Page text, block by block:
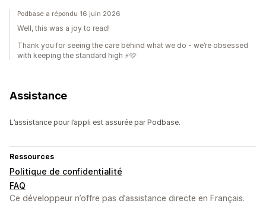
Podbase a répondu 16 juin 2026
Well, this was a joy to read!
Thank you for seeing the care behind what we do - we’re obsessed
with keeping the standard high ⚡🩷
Assistance
L’assistance pour l’appli est assurée par Podbase.
Ressources
Politique de confidentialité
FAQ
Ce développeur n’offre pas d’assistance directe en Français.